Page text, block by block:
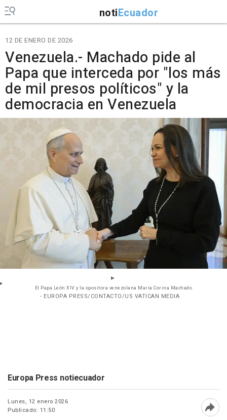
notiEcuador
12 DE ENERO DE 2026
Venezuela.- Machado pide al
Papa que interceda por "los más
de mil presos políticos" y la
democracia en Venezuela
El Papa León XIV y la opositora venezolana María Corina Machado
- EUROPA PRESS/CONTACTO/US VATICAN MEDIA
Europa Press notiecuador
Lunes, 12 enero 2026
Publicado: 11:50